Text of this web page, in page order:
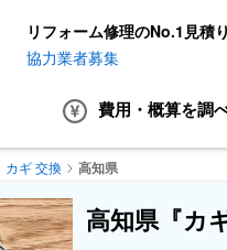
リフォーム修理のNo.1見積
協力業者募集
費用・概算を調
カギ 交換 高知県
高知県『カ